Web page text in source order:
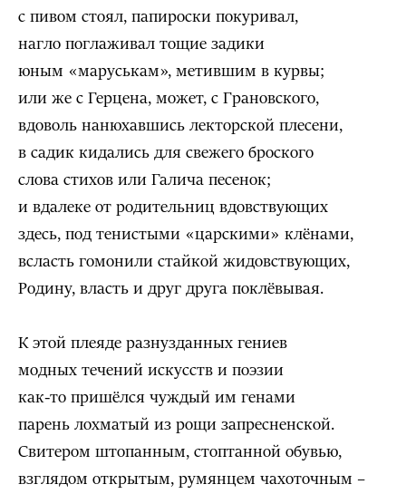
с пивом стоял, папироски покуривал,
нагло поглаживал тощие задики
юным «маруськам», метившим в курвы;
или же с Герцена, может, с Грановского,
вдоволь нанюхавшись лекторской плесени,
в садик кидались для свежего броского
слова стихов или Галича песенок;
и вдалеке от родительниц вдовствующих
здесь, под тенистыми «царскими» клёнами,
всласть гомонили стайкой жидовствующих,
Родину, власть и друг друга поклёвывая.
К этой плеяде разнузданных гениев
модных течений искусств и поэзии
как-то пришёлся чуждый им генами
парень лохматый из рощи запресненской.
Свитером штопанным, стоптанной обувью,
взглядом открытым, румянцем чахоточным –